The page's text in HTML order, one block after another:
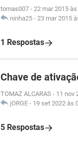
tomas007 - 22 mar 2015
ninha25 - 23 mar 2015
1 Respostas
Chave de
TOMAZ ALCARAS - 11 nov
jORGE - 19 set 2022 às
5 Respostas